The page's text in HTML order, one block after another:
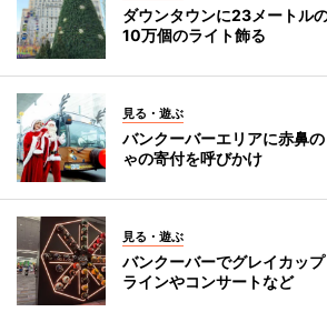
ダウンタウンに23メートル
10万個のライト飾る
見る・遊ぶ
バンクーバーエリアに赤鼻
ゃの寄付を呼びかけ
見る・遊ぶ
バンクーバーでグレイカッ
ラインやコンサートなど